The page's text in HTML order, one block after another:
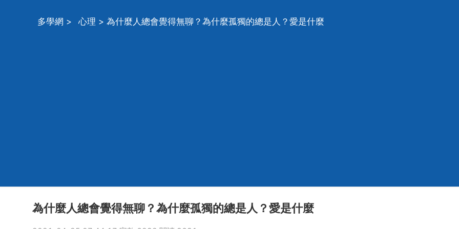
多學網 > 心理 > 為什麼人總會覺得無聊？為什麼孤獨的總是人？愛是什麼
為什麼人總會覺得無聊？為什麼孤獨的總是人？愛是什麼